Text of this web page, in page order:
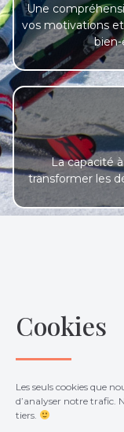
Une
vos motivations
La capacité
transformer les
psychologue du
dans votre
performances, de
Cookies
Les seuls cookies que
d’analyser notre trafic.
tiers.